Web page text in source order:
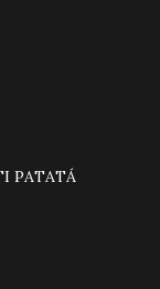
PATATÁ